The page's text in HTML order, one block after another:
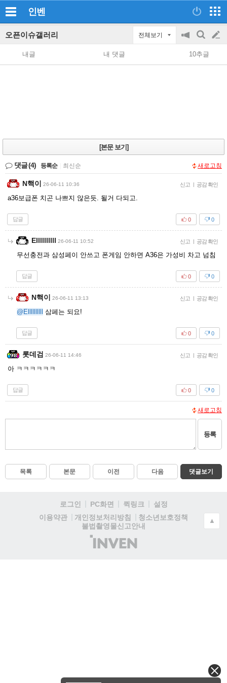
인벤
오픈이슈갤러리 전체보기
공
지
on/off
검
색
글
쓰
내글 내 댓글 10추글
[본문 보기]
댓글(4) 등록순 최신순 새로고침
N핵이 26-06-11 10:36 신고 | 공감 확인
a36보급폰 치곤 나쁘지 않은듯. 될거 다되고.
답글 0
0
Ellllllllll 26-06-11 10:52 신고 | 공감 확인
무선충전과 삼성페이 안쓰고 폰게임 안하면 A36은 가성비 차고 넘침
답글 0
0
N핵이 26-06-11 13:13 신고 | 공감 확인
@Ellllllllll 삼페는 되요!
답글 0
0
롯데검 26-06-11 14:46 신고 | 공감 확인
아 ㅋㅋㅋㅋㅋㅋ
답글 0
0
새로고침
등록
목록 본문 이전 다음 댓글보기
로그인 PC화면 퀵링크
설정
이용약관
개인정보처리방침
청소년보호정책
불법촬영물신고안내
(주)
인
▲